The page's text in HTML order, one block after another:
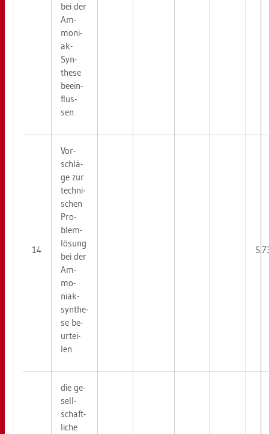
bei der
Am­
mo­ni­
ak-
Syn­
the­se
be­ein­
flus­
sen.
14
Vor­
schlä­
ge zur
tech­ni­
schen
Pro­
blem­
lö­sung
bei der
Am­
mo­
niak­
syn­the­
se be­
ur­tei­
len.
die ge­
sell­
schaft­
li­che